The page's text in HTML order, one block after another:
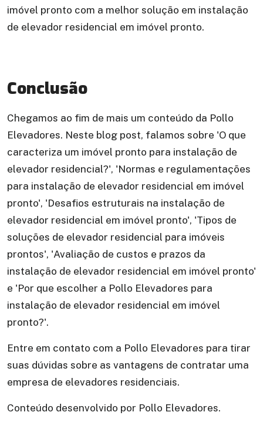
imóvel pronto com a melhor solução em instalação
de elevador residencial em imóvel pronto.
Conclusão
Chegamos ao fim de mais um conteúdo da Pollo
Elevadores. Neste blog post, falamos sobre 'O que
caracteriza um imóvel pronto para instalação de
elevador residencial?', 'Normas e regulamentações
para instalação de elevador residencial em imóvel
pronto', 'Desafios estruturais na instalação de
elevador residencial em imóvel pronto', 'Tipos de
soluções de elevador residencial para imóveis
prontos', 'Avaliação de custos e prazos da
instalação de elevador residencial em imóvel pronto'
e 'Por que escolher a Pollo Elevadores para
instalação de elevador residencial em imóvel
pronto?'.
Entre em contato com a Pollo Elevadores para tirar
suas dúvidas sobre as vantagens de contratar uma
empresa de elevadores residenciais.
Conteúdo desenvolvido por Pollo Elevadores.